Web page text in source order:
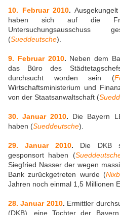
10. Februar 2010.
haben sich auf die
(Sueddeutsche).
9. Februar 2010. Neben dem
das Büro des
durchsucht worden sein (
Wirtschaftsministerium und
von der Staatsanwaltschaft (
30. Januar 2010. Die Bayern
haben (Sueddeutsche).
29. Januar 2010. Die DKB
gesponsort haben (
Siegfried Nasser der wegen
Bank zurückgetreten wurde (
Jahren noch einmal 1,5 Millionen
28. Januar 2010. Ermittler
(DKB), eine Tochter der